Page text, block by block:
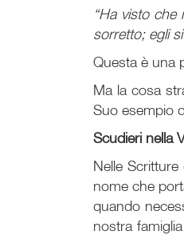
“Ha visto
sorretto; egli
Questa è una
Ma la cosa
Suo esempio
Scudieri nella
Nelle
nome che
quando
nostra